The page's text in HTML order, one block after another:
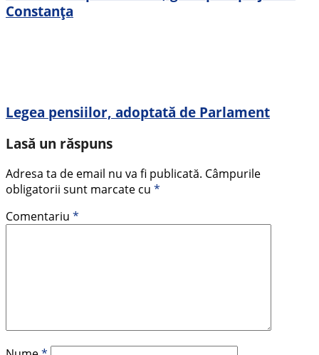
Constanța
Legea pensiilor, adoptată de Parlament
Lasă un răspuns
Adresa ta de email nu va fi publicată. Câmpurile
obligatorii sunt marcate cu *
Comentariu *